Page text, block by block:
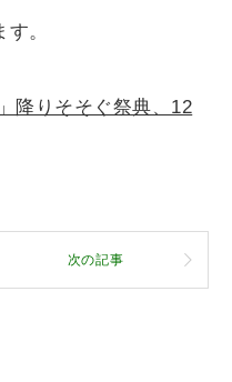
。
降りそそぐ祭典、12
次の記事